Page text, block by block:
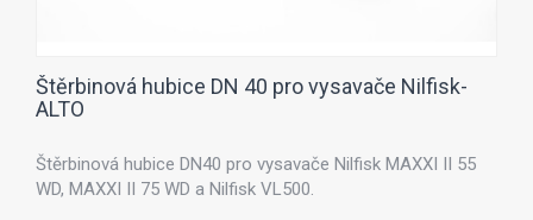
Štěrbinová hubice DN 40 pro vysavače Nilfisk-
ALTO
Štěrbinová hubice DN40 pro vysavače Nilfisk MAXXI II 55
WD, MAXXI II 75 WD a Nilfisk VL500.